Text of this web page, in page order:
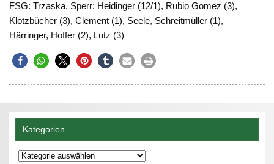
FSG: Trzaska, Sperr; Heidinger (12/1), Rubio Gomez (3),
Klotzbücher (3), Clement (1), Seele, Schreitmüller (1),
Härringer, Hoffer (2), Lutz (3)
Kategorien
Kategorien